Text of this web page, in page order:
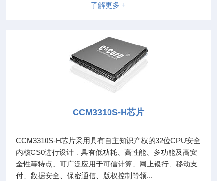
了解更多 +
CCM3310S-H芯片
CCM3310S-H芯片采用具有自主知识产权的32位CPU安全
内核CS0进行设计，具有低功耗、高性能、多功能及高安
全性等特点。可广泛应用于可信计算、网上银行、移动支
付、数据安全、保密通信、版权控制等领...